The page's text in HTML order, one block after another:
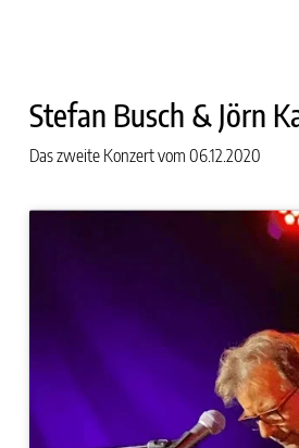
Stefan Busch & Jörn
Das zweite Konzert vom 06.12.2020